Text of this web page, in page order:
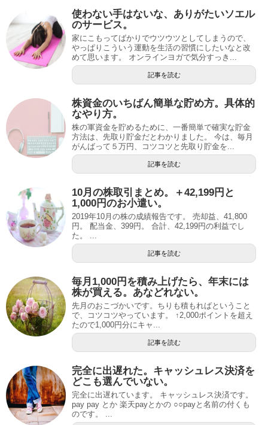
使わない手はないな、ありがたいソエル
のサービス。
家にこもってばかりでウツウツとしてしまうので、
やっぱりこういう運動を生活の習慣にしたいなと改
めて思います。 オンラインヨガで気分すっき...
記事を読む
株資金のいちばん簡単な貯め方。具体的
なやり方。
株の軍資金を貯めるために、一番簡単で確実な貯金
方法は、先取り貯金だとわかりました。 今は、毎月
がんばって５万円、コツコツと先取り貯金を...
記事を読む
10月の株取引まとめ。＋42,199円と
1,000円のお小遣い。
2019年10月の株の成績報告です。 売却益、41,800
円。 配当金、399円。 合計、42,199円の利益でし
た。 ...
記事を読む
毎月1,000円を積み上げたら、年末には
株が買える。あなどれない。
先月のおこづかいです。ちりも積もればということ
で、コツコツやっています。 ↑2,000ポイントを超え
たので1,000円分にキャ...
記事を読む
完全に出遅れた。キャッシュレス決済を
どこも選んでいない。
完全に出遅れています。 キャッシュレス決済です。
pay pay とか 楽天payとかの ○○payと名前の付くも
のです。 ...